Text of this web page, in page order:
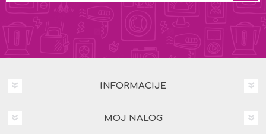
INFORMACIJE
MOJ NALOG